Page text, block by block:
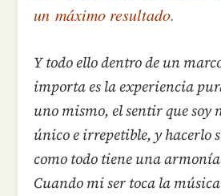
un máximo resultado.
Y todo ello dentro de un
importa es la experiencia
uno mismo, el sentir que
único e irrepetible, y hacerlo
como todo tiene una
Cuando mi ser toca la